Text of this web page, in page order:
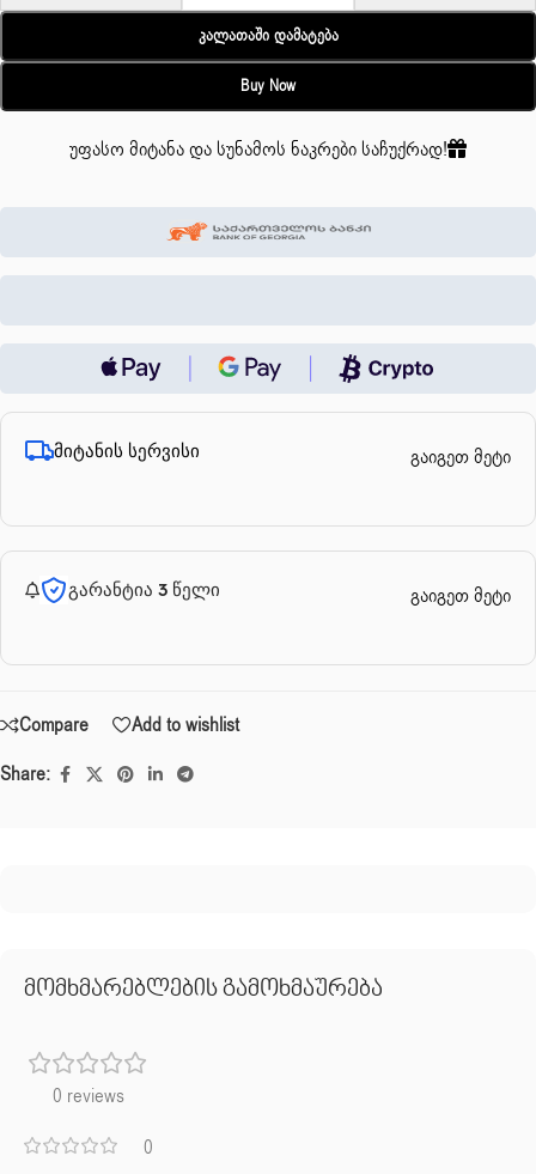
Კალათაში Დამატება
Buy Now
უფასო მიტანა და სუნამოს ნაკრები საჩუქრად!
მიტანის სერვისი გაიგეთ მეტი
გარანტია 3 წელი გაიგეთ მეტი
Compare
Add to wishlist
Share:
მომხმარებლების გამოხმაურება
0 reviews
0